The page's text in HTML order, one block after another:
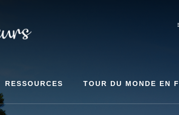
RESSOURCES TOUR DU MONDE EN